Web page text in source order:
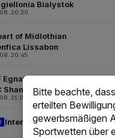
Bitte beachte,
erteilten
gewerbsmäßigen
Sportwetten über